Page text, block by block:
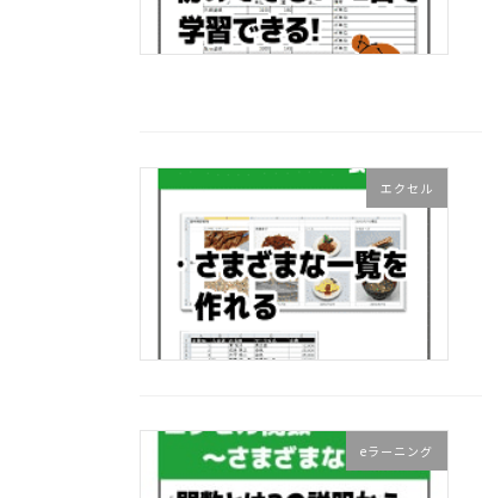
エクセル
eラーニング